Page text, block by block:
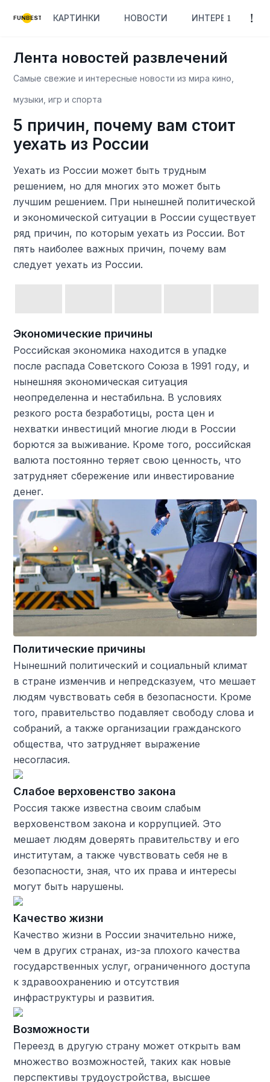
FUNBEST КАРТИНКИ НОВОСТИ ИНТЕРЕСНОЕ
Лента новостей развлечений
Самые свежие и интересные новости из мира кино,
музыки, игр и спорта
5 причин, почему вам стоит
уехать из России
Уехать из России может быть трудным
решением, но для многих это может быть
лучшим решением. При нынешней политической
и экономической ситуации в России существует
ряд причин, по которым уехать из России. Вот
пять наиболее важных причин, почему вам
следует уехать из России.
Экономические причины
Российская экономика находится в упадке
после распада Советского Союза в 1991 году, и
нынешняя экономическая ситуация
неопределенна и нестабильна. В условиях
резкого роста безработицы, роста цен и
нехватки инвестиций многие люди в России
борются за выживание. Кроме того, российская
валюта постоянно теряет свою ценность, что
затрудняет сбережение или инвестирование
денег.
Политические причины
Нынешний политический и социальный климат
в стране изменчив и непредсказуем, что мешает
людям чувствовать себя в безопасности. Кроме
того, правительство подавляет свободу слова и
собраний, а также организации гражданского
общества, что затрудняет выражение
несогласия.
Слабое верховенство закона
Россия также известна своим слабым
верховенством закона и коррупцией. Это
мешает людям доверять правительству и его
институтам, а также чувствовать себя не в
безопасности, зная, что их права и интересы
могут быть нарушены.
Качество жизни
Качество жизни в России значительно ниже,
чем в других странах, из-за плохого качества
государственных услуг, ограниченного доступа
к здравоохранению и отсутствия
инфраструктуры и развития.
Возможности
Переезд в другую страну может открыть вам
множество возможностей, таких как новые
перспективы трудоустройства, высшее